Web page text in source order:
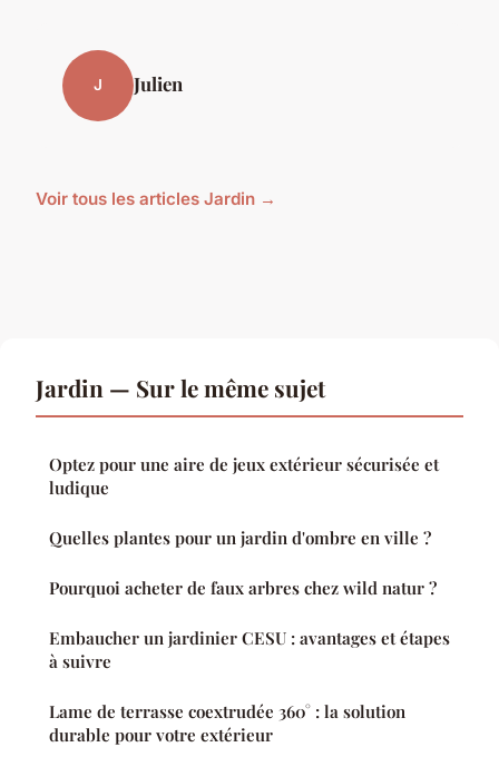
J Julien
Voir tous les articles Jardin →
Jardin — Sur le même sujet
Optez pour une aire de jeux extérieur sécurisée et
ludique
Quelles plantes pour un jardin d'ombre en ville ?
Pourquoi acheter de faux arbres chez wild natur ?
Embaucher un jardinier CESU : avantages et étapes
à suivre
Lame de terrasse coextrudée 360° : la solution
durable pour votre extérieur